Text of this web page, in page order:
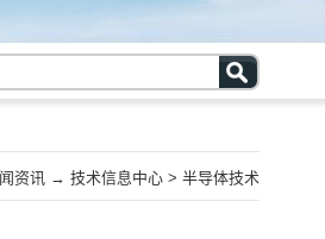
资讯 → 技术信息中心 > 半导体技术